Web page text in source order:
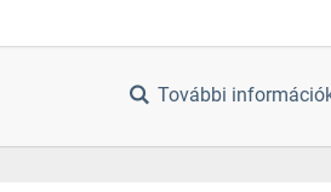
További